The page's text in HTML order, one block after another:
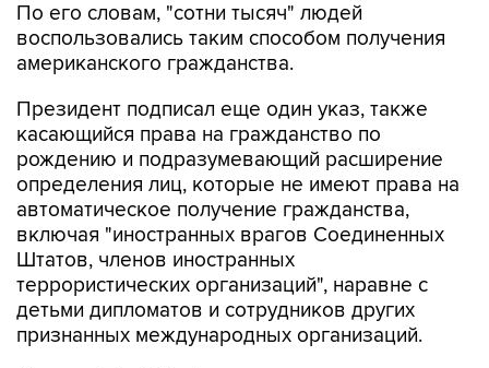
По его словам, "сотни тысяч" людей
воспользовались таким способом получения
американского гражданства.
Президент подписал еще один указ, также
касающийся права на гражданство по
рождению и подразумевающий расширение
определения лиц, которые не имеют права на
автоматическое получение гражданства,
включая "иностранных врагов Соединенных
Штатов, членов иностранных
террористических организаций", наравне с
детьми дипломатов и сотрудников других
признанных международных организаций.